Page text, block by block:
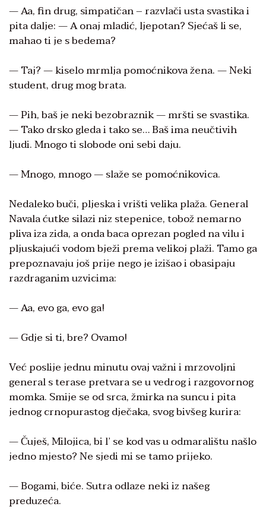
— Aa, fin drug, simpatičan – razvlači usta svastika i
pita dalje: — A onaj mladić, ljepotan? Sjećaš li se,
mahao ti je s bedema?
— Taj? — kiselo mrmlja pomoćnikova žena. — Neki
student, drug mog brata.
— Pih, baš je neki bezobraznik — mršti se svastika.
— Tako drsko gleda i tako se… Baš ima neučtivih
ljudi. Mnogo ti slobode oni sebi daju.
— Mnogo, mnogo — slaže se pomoćnikovica.
Nedaleko buči, pljeska i vrišti velika plaža. General
Navala ćutke silazi niz stepenice, tobož nemarno
pliva iza zida, a onda baca oprezan pogled na vilu i
pljuskajući vodom bježi prema velikoj plaži. Tamo ga
prepoznavaju još prije nego je izišao i obasipaju
razdraganim uzvicima:
— Aa, evo ga, evo ga!
— Gdje si ti, bre? Ovamo!
Već poslije jednu minutu ovaj važni i mrzovoljni
general s terase pretvara se u vedrog i razgovornog
momka. Smije se od srca, žmirka na suncu i pita
jednog crnopurastog dječaka, svog bivšeg kurira:
— Čuješ, Milojica, bi l’ se kod vas u odmaralištu našlo
jedno mjesto? Ne sjedi mi se tamo prijeko.
— Bogami, biće. Sutra odlaze neki iz našeg
preduzeća.